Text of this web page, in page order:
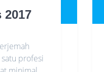
2017
profesi